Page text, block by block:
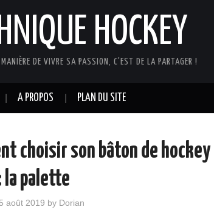
HOCKEY
MANIÈRE DE VIVRE SA PASSION, C'EST DE LA PARTAGER !
A PROPOS PLAN DU SITE
choisir son bâton de hockey
la palette
août 2019 by Dorian